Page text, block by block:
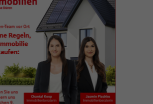
Speichern und weiter
Zurück
grundlegende Funktionen und sind für die
Website erforderlich.